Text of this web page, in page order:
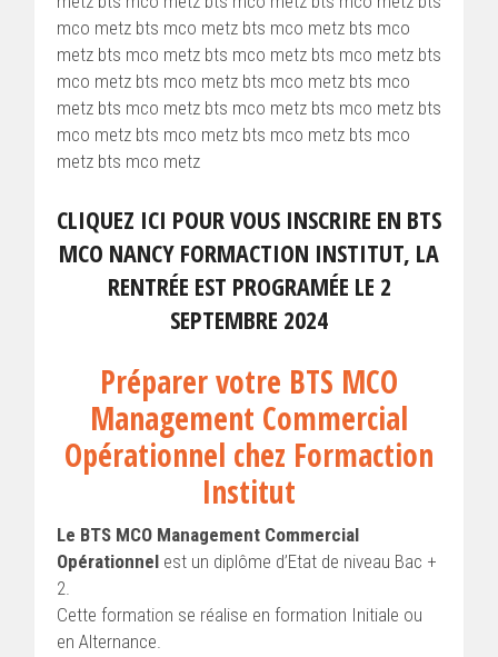
mco metz bts mco metz bts mco metz bts mco
metz bts mco metz bts mco metz bts mco metz bts
mco metz bts mco metz bts mco metz bts mco
metz bts mco metz bts mco metz bts mco metz bts
mco metz bts mco metz bts mco metz bts mco
metz bts mco metz
CLIQUEZ ICI POUR VOUS INSCRIRE EN BTS
MCO NANCY FORMACTION INSTITUT, LA
RENTRÉE EST PROGRAMÉE LE 2
SEPTEMBRE 2024
Préparer votre BTS MCO
Management Commercial
Opérationnel chez Formaction
Institut
Le BTS MCO Management Commercial
Opérationnel est un diplôme d’Etat de niveau Bac +
2.
Cette formation se réalise en formation Initiale ou
en Alternance.